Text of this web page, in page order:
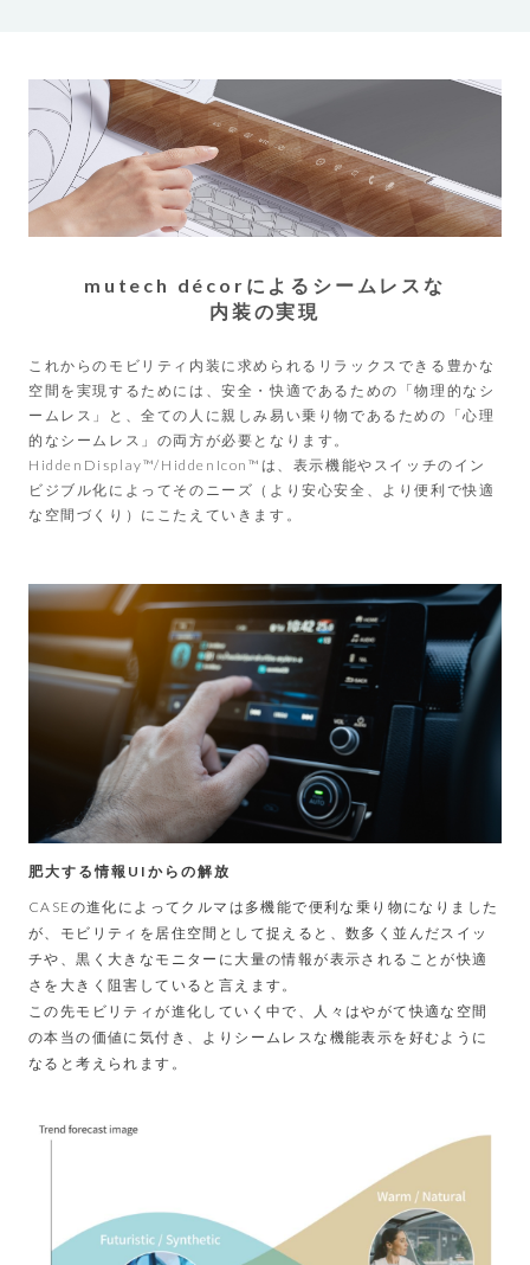
mutech décorによるシームレスな
内装の実現
これからのモビリティ内装に求められるリラックスできる豊かな
空間を実現するためには、安全・快適であるための「物理的なシ
ームレス」と、全ての人に親しみ易い乗り物であるための「心理
的なシームレス」の両方が必要となります。
HiddenDisplay™/HiddenIcon™は、表示機能やスイッチのイン
ビジブル化によってそのニーズ（より安心安全、より便利で快適
な空間づくり）にこたえていきます。
肥大する情報UIからの解放
CASEの進化によってクルマは多機能で便利な乗り物になりました
が、モビリティを居住空間として捉えると、数多く並んだスイッ
チや、黒く大きなモニターに大量の情報が表示されることが快適
さを大きく阻害していると言えます。
この先モビリティが進化していく中で、人々はやがて快適な空間
の本当の価値に気付き、よりシームレスな機能表示を好むように
なると考えられます。